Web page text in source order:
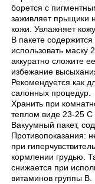
борется с
заживляет прыщики
кожи. Увлажняет
В пакете
использовать маску
аккуратно сложите
избежание
Рекомендуется как
салонных процедур.
Хранить при
теплом виде 23-25 С
Вакуумный пакет,
Противопоказания:
при
кормлении грудью.
снижается при
витаминов группы В.